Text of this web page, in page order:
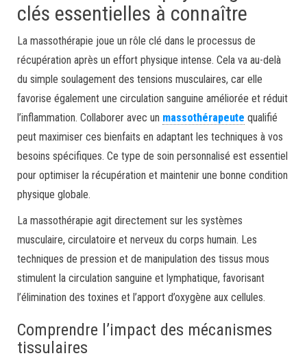
clés essentielles à connaître
La massothérapie joue un rôle clé dans le processus de
récupération après un effort physique intense. Cela va au-delà
du simple soulagement des tensions musculaires, car elle
favorise également une circulation sanguine améliorée et réduit
l’inflammation. Collaborer avec un massothérapeute qualifié
peut maximiser ces bienfaits en adaptant les techniques à vos
besoins spécifiques. Ce type de soin personnalisé est essentiel
pour optimiser la récupération et maintenir une bonne condition
physique globale.
La massothérapie agit directement sur les systèmes
musculaire, circulatoire et nerveux du corps humain. Les
techniques de pression et de manipulation des tissus mous
stimulent la circulation sanguine et lymphatique, favorisant
l’élimination des toxines et l’apport d’oxygène aux cellules.
Comprendre l’impact des mécanismes
tissulaires